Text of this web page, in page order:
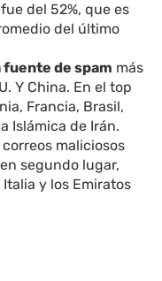
del 52%, que es
del último
de spam más
Y China. En el top
Francia, Brasil,
Islámica de Irán.
maliciosos
segundo lugar,
y los Emiratos